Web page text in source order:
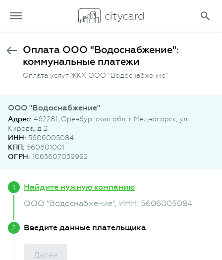
Оплата ООО "Водоснабжение":
коммунальные платежи
Оплата услуг ЖКХ ООО "Водоснабжение"
ООО "Водоснабжение"
Адрес: 462281, Оренбургская обл, г Медногорск, ул
Кирова, д 2
ИНН: 5606005084
КПП: 560601001
ОГРН: 1065607039992
Найдите нужную компанию
ООО "Водоснабжение", ИНН: 5606005084
Введите данные плательщика
Далее